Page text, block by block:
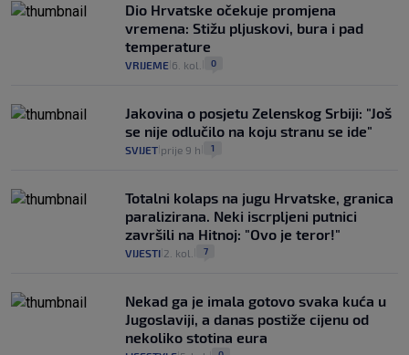
Dio Hrvatske očekuje promjena
vremena: Stižu pljuskovi, bura i pad
temperature
VRIJEME 6. kol. 0
Jakovina o posjetu Zelenskog Srbiji: "Još
se nije odlučilo na koju stranu se ide"
SVIJET prije 9 h 1
Totalni kolaps na jugu Hrvatske, granica
paralizirana. Neki iscrpljeni putnici
završili na Hitnoj: "Ovo je teror!"
VIJESTI 2. kol. 7
Nekad ga je imala gotovo svaka kuća u
Jugoslaviji, a danas postiže cijenu od
nekoliko stotina eura